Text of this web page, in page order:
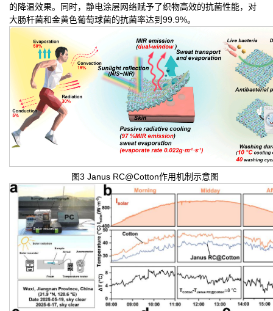
的降温效果。同时，静电涂层网络赋予了织物高效的抗菌性能，对
大肠杆菌和金黄色葡萄球菌的抗菌率达到99.9%。
图3 Janus RC@Cotton作用机制示意图